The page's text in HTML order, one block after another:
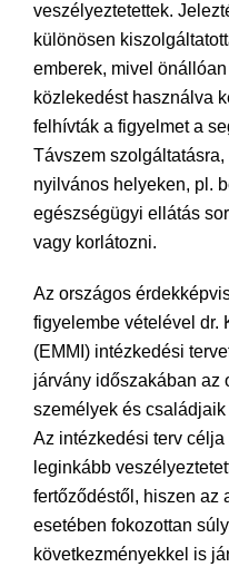
veszélyeztetettek.
különösen
emberek, mivel
közlekedést használva
felhívták a figyelmet a
Távszem
nyilvános helyeken, pl.
egészségügyi ellátás
vagy korlátozni.
Az országos
figyelembe vételével dr.
(EMMI) intézkedési
járvány időszakában az
személyek és
Az intézkedési terv célja
leginkább
fertőződéstől, hiszen az
esetében fokozottan
következményekkel is